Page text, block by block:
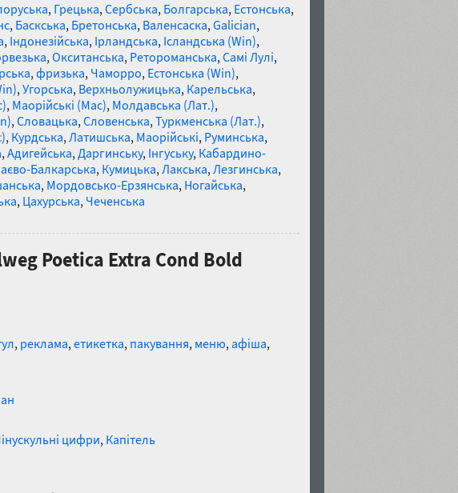
, Грецька,Сербська, Болгарська, Естонська,
, Баскська, Бретонська, Валенсаска,Galician,
, Індонезійська, Ірландська, Ісландська (Win),
,Окситанська, Ретороманська,Самі Лулі,
,фризька, Чаморро, Естонська (Win),
,Угорська, Верхньолужицька, Карельська,
, Маорійські (Mac), Молдавська (Лат.),
,Словацька,Словенська,Туркменська (Лат.),
, Курдська,Латишська, Маорійські, Руминська,
,Адигейська,Даргинську, Інгуську, Кабардино-
Балкарська, Кумицька,Лакська,Лезгинська,
, Мордовсько-Ерзянська, Ногайська,
, Цахурська, Чеченська
Poetica Extra Cond Bold
, реклама,етикетка, пакування, меню,афіша,
цифри, Капітель